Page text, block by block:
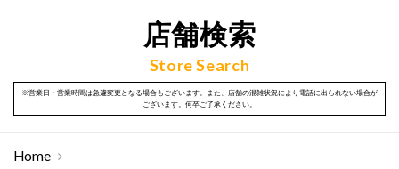
店舗検索
Store Search
※営業日・営業時間は急遽変更となる場合もございます。また、店舗の混雑状況により電話に出られない場合が
ございます。何卒ご了承ください。
Home